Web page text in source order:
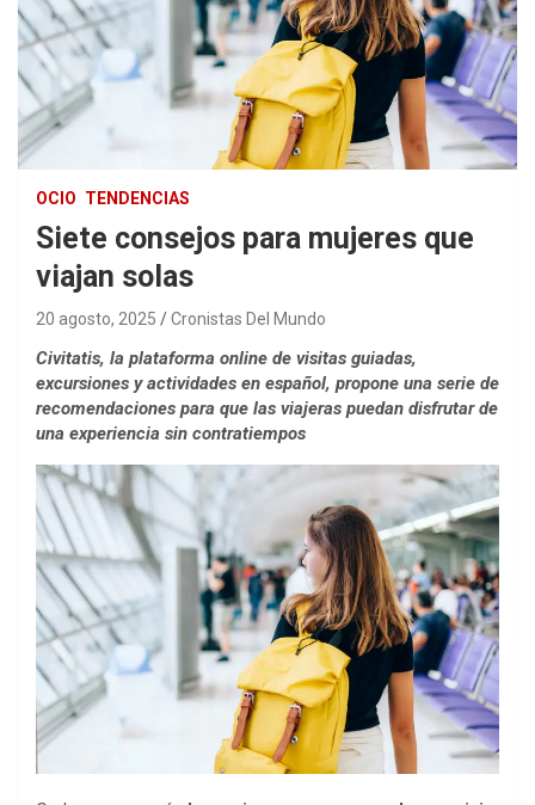
OCIO TENDENCIAS
Siete consejos para mujeres que
viajan solas
20 agosto, 2025 Cronistas Del Mundo
Civitatis, la plataforma online de visitas guiadas,
excursiones y actividades en español, propone una serie de
recomendaciones para que las viajeras puedan disfrutar de
una experiencia sin contratiempos